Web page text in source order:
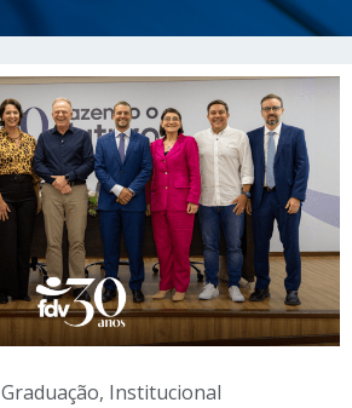
Graduação, Institucional